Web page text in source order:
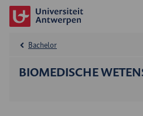
BIOMEDISCHE
Bachelor